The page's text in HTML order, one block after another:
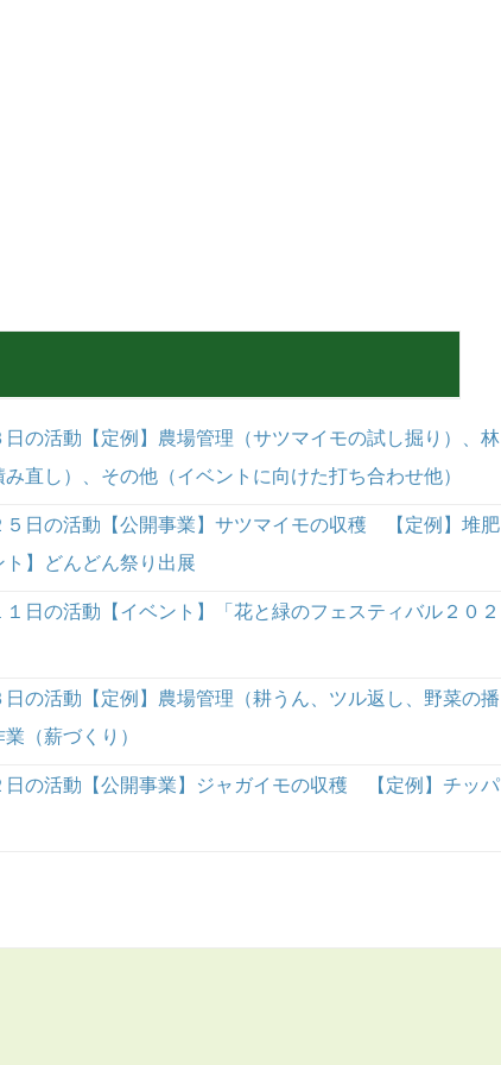
日の活動【定例】農場管理（サツマイモの試し掘り）、林
直し）、その他（イベントに向けた打ち合わせ他）
５日の活動【公開事業】サツマイモの収穫 【定例】堆肥
】どんどん祭り出展
日の活動【イベント】「花と緑のフェスティバル２０２
日の活動【定例】農場管理（耕うん、ツル返し、野菜の播
（薪づくり）
日の活動【公開事業】ジャガイモの収穫 【定例】チッパ